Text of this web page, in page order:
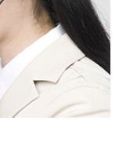
水漏れのトラブ
つまりのトラブ
漏れのトラブル